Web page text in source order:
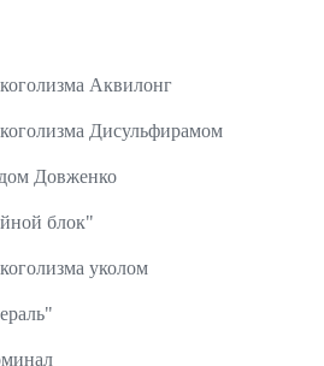
Аквилонг
Дисульфирамом
Довженко
блок"
уколом